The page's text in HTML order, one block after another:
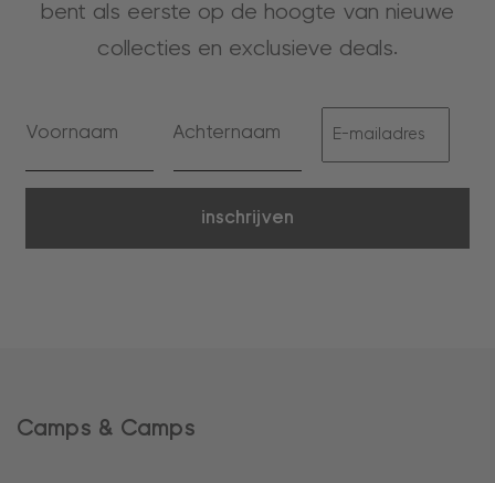
bent als eerste op de hoogte van nieuwe
collecties en exclusieve deals.
inschrijven
Camps & Camps